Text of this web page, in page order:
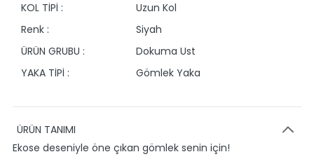
KOL TİPİ :
Uzun Kol
Renk :
Siyah
ÜRÜN GRUBU :
Dokuma Ust
YAKA TİPİ :
Gömlek Yaka
ÜRÜN TANIMI
Ekose deseniyle öne çıkan gömlek senin için!